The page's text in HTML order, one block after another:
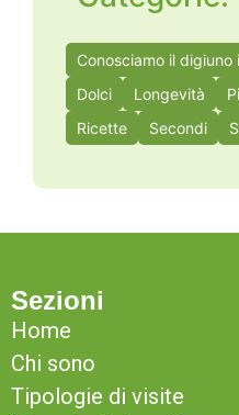
Conosciamo il
Dolci
Longevità
Ricette
Secondi
Sezioni
Home
Chi sono
Tipologie di visite